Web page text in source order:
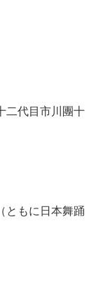
二代目市川團十
ともに日本舞踊